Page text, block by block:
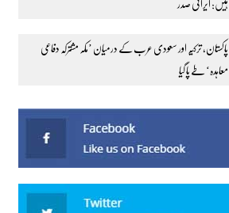
پاکستان، ترکیہ اور سعودی عرب کے درمیان ’مکہ مشترکہ دفاعی
معاہدہ‘ طے پا گیا